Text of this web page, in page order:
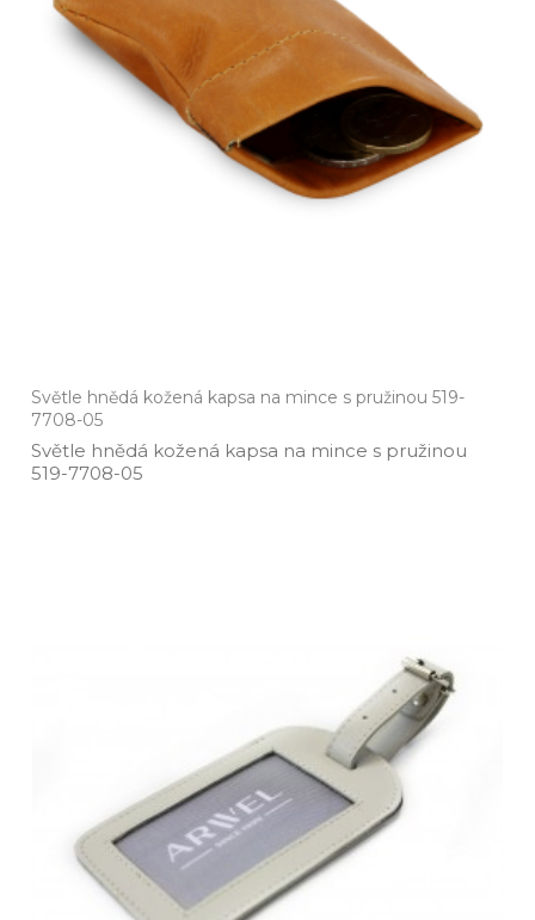
Světle hnědá kožená kapsa na mince s pružinou 519-
7708-05
Světle hnědá kožená kapsa na mince s pružinou
519­-7708­-05